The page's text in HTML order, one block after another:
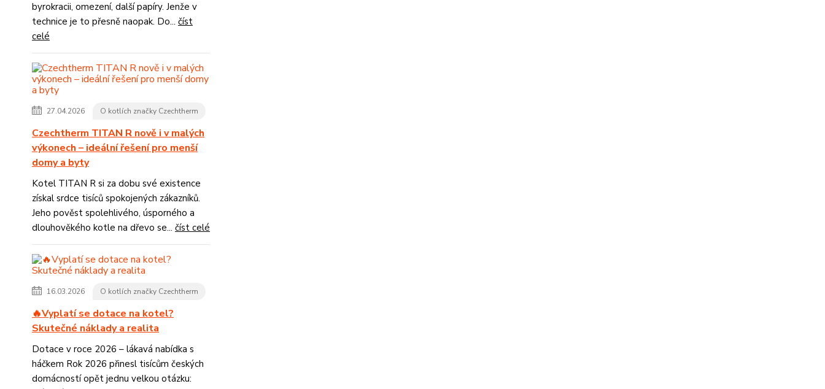
byrokracii, omezení, další papíry. Jenže v
technice je to přesně naopak. Do... číst
celé
27.04.2026 O kotlích značky Czechtherm
Czechtherm TITAN R nově i v malých
výkonech – ideální řešení pro menší
domy a byty
Kotel TITAN R si za dobu své existence
získal srdce tisíců spokojených zákazníků.
Jeho pověst spolehlivého, úsporného a
dlouhověkého kotle na dřevo se... číst celé
16.03.2026 O kotlích značky Czechtherm
🔥Vyplatí se dotace na kotel?
Skutečné náklady a realita
Dotace v roce 2026 – lákavá nabídka s
háčkem Rok 2026 přinesl tisícům českých
domácností opět jednu velkou otázku: